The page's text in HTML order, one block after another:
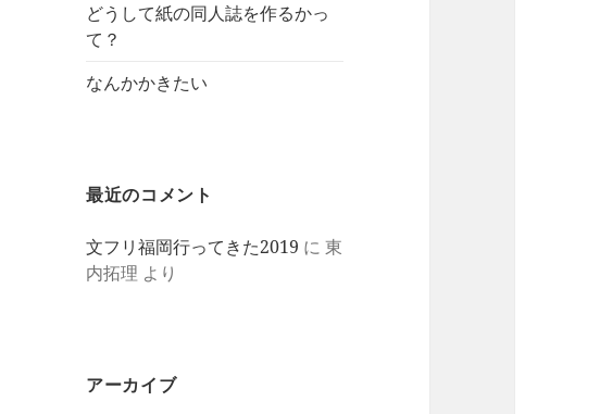
どうして紙の同人誌を作るかっ
て？
なんかかきたい
最近のコメント
文フリ福岡行ってきた2019 に東
内拓理 より
アーカイブ